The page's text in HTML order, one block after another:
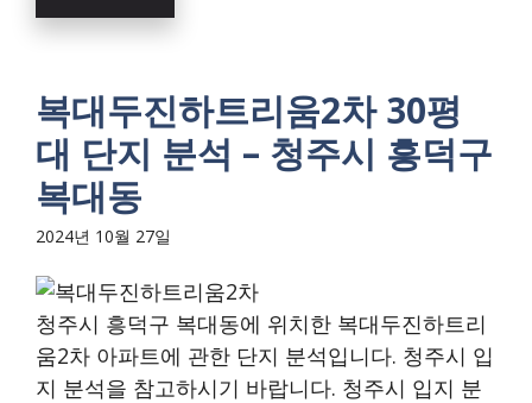
복대두진하트리움2차 30평
대 단지 분석 – 청주시 흥덕구
복대동
2024년 10월 27일
청주시 흥덕구 복대동에 위치한 복대두진하트리
움2차 아파트에 관한 단지 분석입니다. 청주시 입
지 분석을 참고하시기 바랍니다. 청주시 입지 분